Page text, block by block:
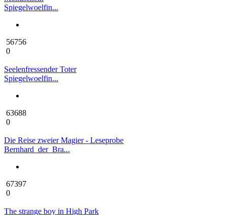
Spiegelwoelfin...
56756
0
Seelenfressender Toter
Spiegelwoelfin...
63688
0
Die Reise zweier Magier - Leseprobe
Bernhard_der_Bra...
67397
0
The strange boy in High Park